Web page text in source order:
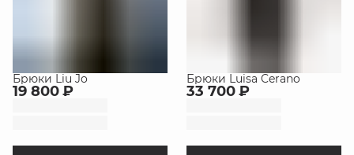
Брюки Liu Jo
19 800 ₽
Брюки Luisa Cerano
33 700 ₽